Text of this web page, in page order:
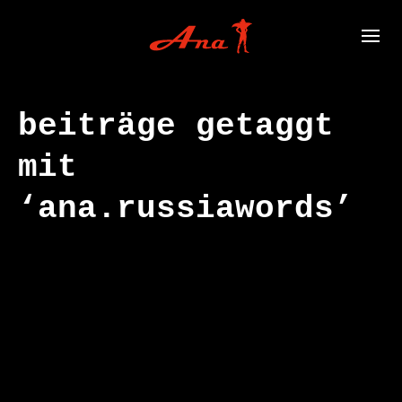
beiträge getaggt
mit
‘ana.russiawords’